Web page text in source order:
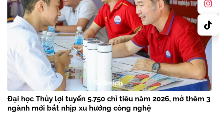
Đại học Thủy lợi tuyển 5.750 chỉ tiêu năm 2026, mở thêm 3
ngành mới bắt nhịp xu hướng công nghệ